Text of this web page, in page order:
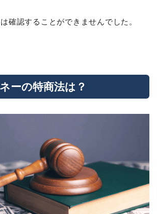
確認することができませんでした。
ーの特商法は？